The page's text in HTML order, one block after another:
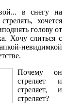
в снегу на
хочется
голову от
Хочу слиться с
невидимкой
Почему он
стреляет и
стреляет, и
стреляет?